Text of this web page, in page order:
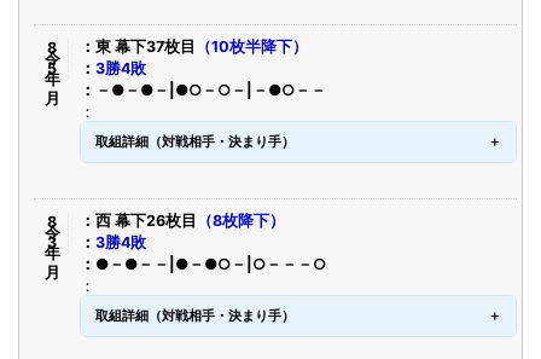
令8年5月 東 幕下37枚目
（10枚半降下）
3勝4敗
－●－●－|●○－○－|－●○－－
取組詳細（対戦相手・決まり手）
令8年3月 西 幕下26枚目
（8枚降下）
3勝4敗
●－●－－|●－●○－|○－－－○
取組詳細（対戦相手・決まり手）